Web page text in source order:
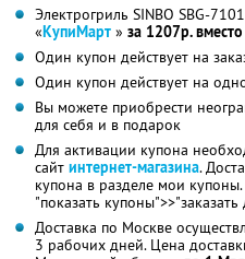
Электрогриль SINBO SBG-
«КупиМарт » за 1207р.
Один купон действует на
Один купон действует на
Вы можете приобрести
для себя и в подарок
Для активации купона
сайт интернет-магазина.
купона в разделе мои
"показать купоны">>"заказать
Доставка по Москве
3 рабочих дней. Цена